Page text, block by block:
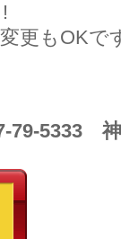
更もOKで
5333 神